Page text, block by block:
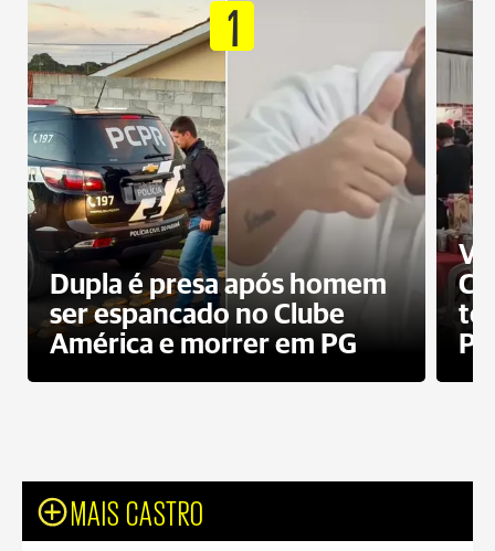
1
Dupla é presa após homem
ser espancado no Clube
América e morrer em PG
PG
MAIS CASTRO